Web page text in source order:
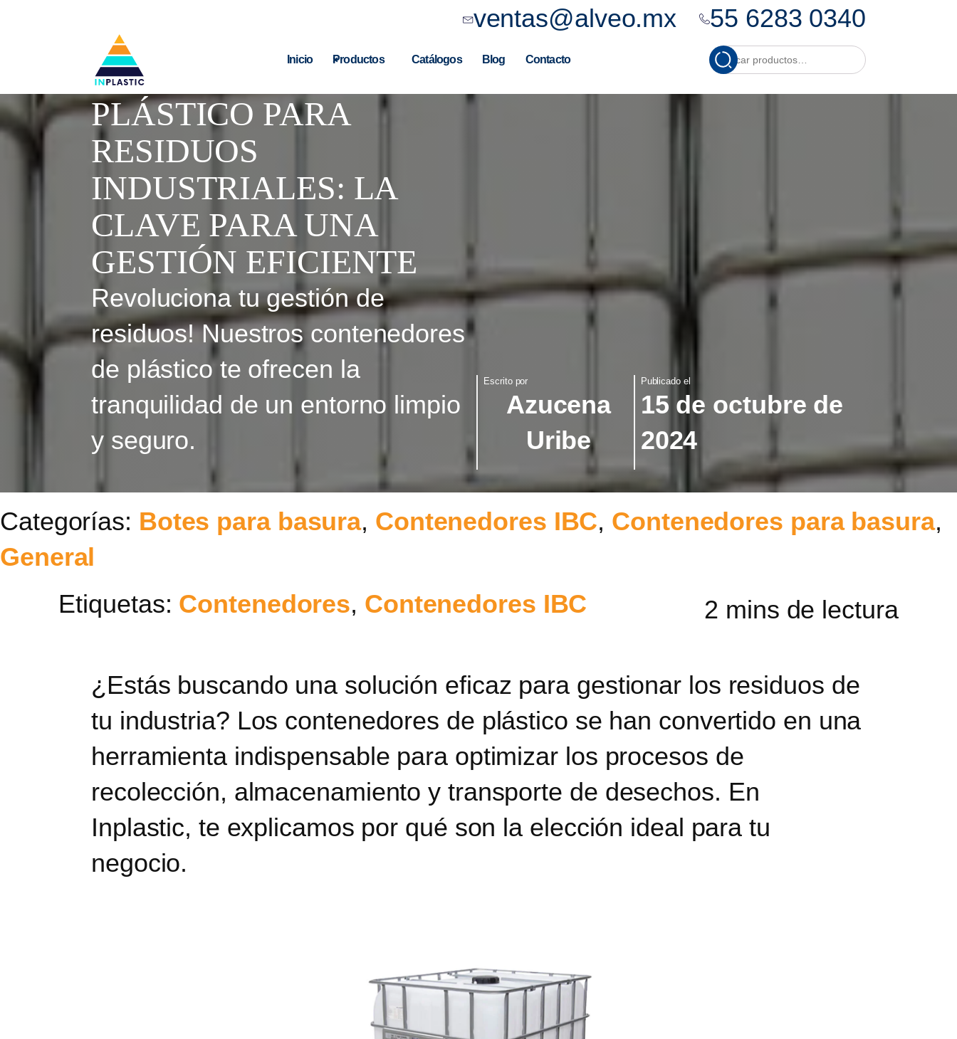
ventas@alveo.mx 55 6283 0340
Inicio Productos Catálogos Blog Contacto
Buscar
por:
Cuando hay
CONTENEDORES DE
PLÁSTICO PARA
RESIDUOS
INDUSTRIALES: LA
CLAVE PARA UNA
GESTIÓN EFICIENTE
Revoluciona tu gestión de
residuos! Nuestros contenedores
de plástico te ofrecen la
tranquilidad de un entorno limpio
y seguro.
Escrito por
Azucena
Uribe
Publicado el
15 de octubre de
2024
Categorías: Botes para basura, Contenedores IBC, Contenedores para basura,
General
Etiquetas: Contenedores, Contenedores IBC
¿Estás buscando una solución eficaz para gestionar los residuos de
tu industria? Los contenedores de plástico se han convertido en una
herramienta indispensable para optimizar los procesos de
recolección, almacenamiento y transporte de desechos. En
Inplastic, te explicamos por qué son la elección ideal para tu
negocio.